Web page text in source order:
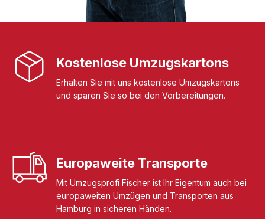
Kostenlose Umzugskartons
Erhalten Sie mit uns kostenlose Umzugskartons
und sparen Sie so bei den Vorbereitungen.
Europaweite Transporte
Mit Umzugsprofi Fischer ist Ihr Eigentum auch bei
europaweiten Umzügen und Transporten aus
Hamburg in sicheren Händen.